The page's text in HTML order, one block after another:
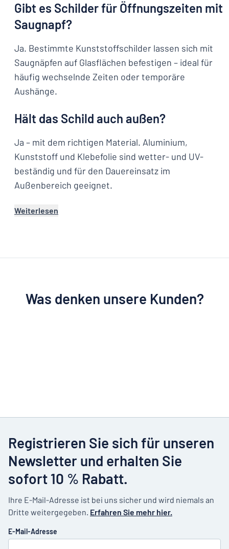
Gibt es Schilder für Öffnungszeiten mit
Saugnapf?
Ja. Bestimmte Kunststoffschilder lassen sich mit
Saugnäpfen auf Glasflächen befestigen – ideal für
häufig wechselnde Zeiten oder temporäre
Aushänge.
Hält das Schild auch außen?
Ja – mit dem richtigen Material. Aluminium,
Kunststoff und Klebefolie sind wetter- und UV-
beständig und für den Dauereinsatz im
Außenbereich geeignet.
Weiterlesen
Was denken unsere Kunden?
Registrieren Sie sich für unseren
Newsletter und erhalten Sie
sofort 10 % Rabatt.
Ihre E-Mail-Adresse ist bei uns sicher und wird niemals an
Dritte weitergegeben. Erfahren Sie mehr hier.
E-Mail-Adresse